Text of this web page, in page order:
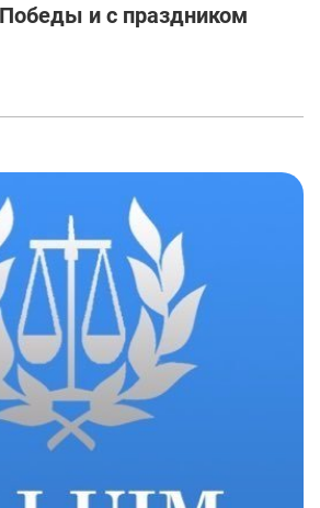
и с праздником